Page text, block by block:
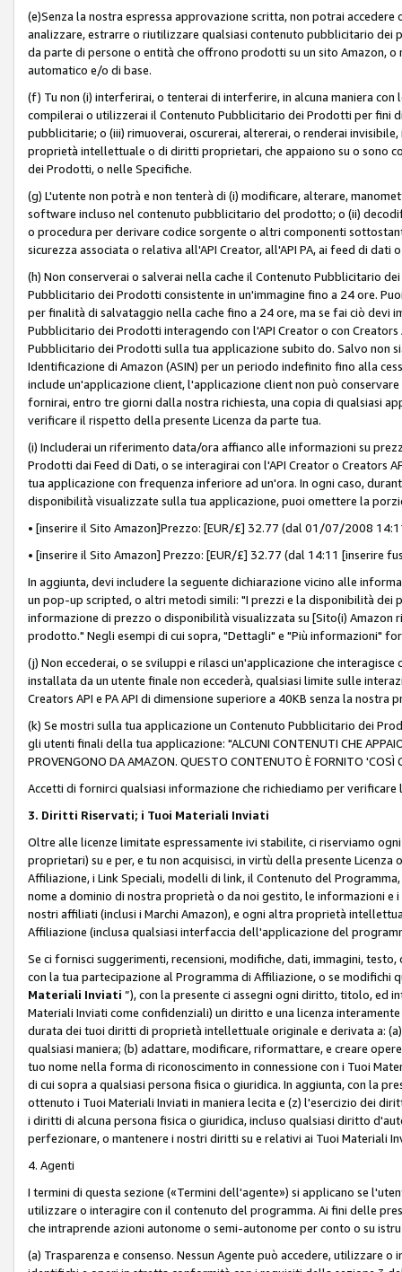
(e)Senza la nostra espressa approvazione scritta, non potrai
analizzare, estrarre o riutilizzare qualsiasi contenuto pubblicitario
da parte di persone o entità che offrono prodotti su un sito Amazon,
automatico e/o di base.
(f) Tu non (i) interferirai, o tenterai di interferire, in alcuna maniera
compilerai o utilizzerai il Contenuto Pubblicitario dei Prodotti per
pubblicitarie; o (iii) rimuoverai, oscurerai, altererai, o renderai
proprietà intellettuale o di diritti proprietari, che appaiono su o sono
dei Prodotti, o nelle Specifiche.
(g) L'utente non potrà e non tenterà di (i) modificare, alterare,
software incluso nel contenuto pubblicitario del prodotto; o (ii)
o procedura per derivare codice sorgente o altri componenti
sicurezza associata o relativa all'API Creator, all'API PA, ai feed di
(h) Non conserverai o salverai nella cache il Contenuto Pubblicitario
Pubblicitario dei Prodotti consistente in un'immagine fino a 24 ore.
per finalità di salvataggio nella cache fino a 24 ore, ma se fai ciò
Pubblicitario dei Prodotti interagendo con l'API Creator o con
Pubblicitario dei Prodotti sulla tua applicazione subito do. Salvo non
Identificazione di Amazon (ASIN) per un periodo indefinito fino alla
include un'applicazione client, l'applicazione client non può
fornirai, entro tre giorni dalla nostra richiesta, una copia di qualsiasi
verificare il rispetto della presente Licenza da parte tua.
(i) Includerai un riferimento data/ora affianco alle informazioni su
Prodotti dai Feed di Dati, o se interagirai con l'API Creator o Creators
tua applicazione con frequenza inferiore ad un'ora. In ogni caso,
disponibilità visualizzate sulla tua applicazione, puoi omettere la
• [inserire il Sito Amazon]Prezzo: [EUR/£] 32.77 (dal 01/07/2008
• [inserire il Sito Amazon] Prezzo: [EUR/£] 32.77 (dal 14:11 [inserire
In aggiunta, devi includere la seguente dichiarazione vicino alle
un pop-up scripted, o altri metodi simili: "I prezzi e la disponibilità
informazione di prezzo o disponibilità visualizzata su [Sito(i)
prodotto." Negli esempi di cui sopra, "Dettagli" e "Più informazioni"
(j) Non eccederai, o se sviluppi e rilasci un'applicazione che interagisce
installata da un utente finale non eccederà, qualsiasi limite sulle
Creators API e PA API di dimensione superiore a 40KB senza la nostra
(k) Se mostri sulla tua applicazione un Contenuto Pubblicitario dei
gli utenti finali della tua applicazione: "ALCUNI CONTENUTI CHE
PROVENGONO DA AMAZON. QUESTO CONTENUTO È FORNITO
Accetti di fornirci qualsiasi informazione che richiediamo per
3. Diritti Riservati; i Tuoi Materiali Inviati
Oltre alle licenze limitate espressamente ivi stabilite, ci riserviamo
proprietari) su e per, e tu non acquisisci, in virtù della presente
Affiliazione, i Link Speciali, modelli di link, il Contenuto del
nome a dominio di nostra proprietà o da noi gestito, le informazioni e
nostri affiliati (inclusi i Marchi Amazon), e ogni altra proprietà
Affiliazione (inclusa qualsiasi interfaccia dell'applicazione del
Se ci fornisci suggerimenti, recensioni, modifiche, dati, immagini,
con la tua partecipazione al Programma di Affiliazione, o se modifichi
Materiali Inviati ”), con la presente ci assegni ogni diritto, titolo, ed
Materiali Inviati come confidenziali) un diritto e una licenza
durata dei tuoi diritti di proprietà intellettuale originale e derivata a:
qualsiasi maniera; (b) adattare, modificare, riformattare, e creare
tuo nome nella forma di riconoscimento in connessione con i Tuoi
di cui sopra a qualsiasi persona fisica o giuridica. In aggiunta, con la
ottenuto i Tuoi Materiali Inviati in maniera lecita e (z) l'esercizio dei
i diritti di alcuna persona fisica o giuridica, incluso qualsiasi diritto
perfezionare, o mantenere i nostri diritti su e relativi ai Tuoi Materiali
4. Agenti
I termini di questa sezione («Termini dell'agente») si applicano se
utilizzare o interagire con il contenuto del programma. Ai fini delle
che intraprende azioni autonome o semi-autonome per conto o su
(a) Trasparenza e consenso. Nessun Agente può accedere, utilizzare